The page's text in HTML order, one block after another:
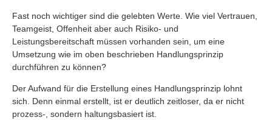
Fast noch wichtiger sind die gelebten Werte. Wie viel Vertrauen,
Teamgeist, Offenheit aber auch Risiko- und
Leistungsbereitschaft müssen vorhanden sein, um eine
Umsetzung wie im oben beschrieben Handlungsprinzip
durchführen zu können?
Der Aufwand für die Erstellung eines Handlungsprinzip lohnt
sich. Denn einmal erstellt, ist er deutlich zeitloser, da er nicht
prozess-, sondern haltungsbasiert ist.